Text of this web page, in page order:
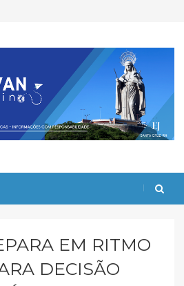
EM RITMO
DECISÃO